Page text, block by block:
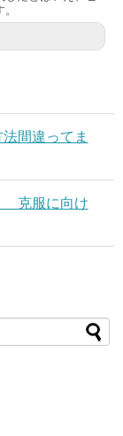
間違ってま
克服に向け